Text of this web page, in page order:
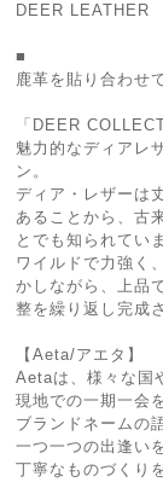
DEER LEATHER
■
鹿革を貼り合わせ
「DEER
魅力的なディアレ
ン。
ディア・レザーは
あることから、古
とでも知られてい
ワイルドで力強く
かしながら、上品
整を繰り返し完成
【Aeta/アエタ】
Aetaは、様々な国
現地での一期一会
ブランドネームの
一つ一つの出逢い
丁寧なものづくり